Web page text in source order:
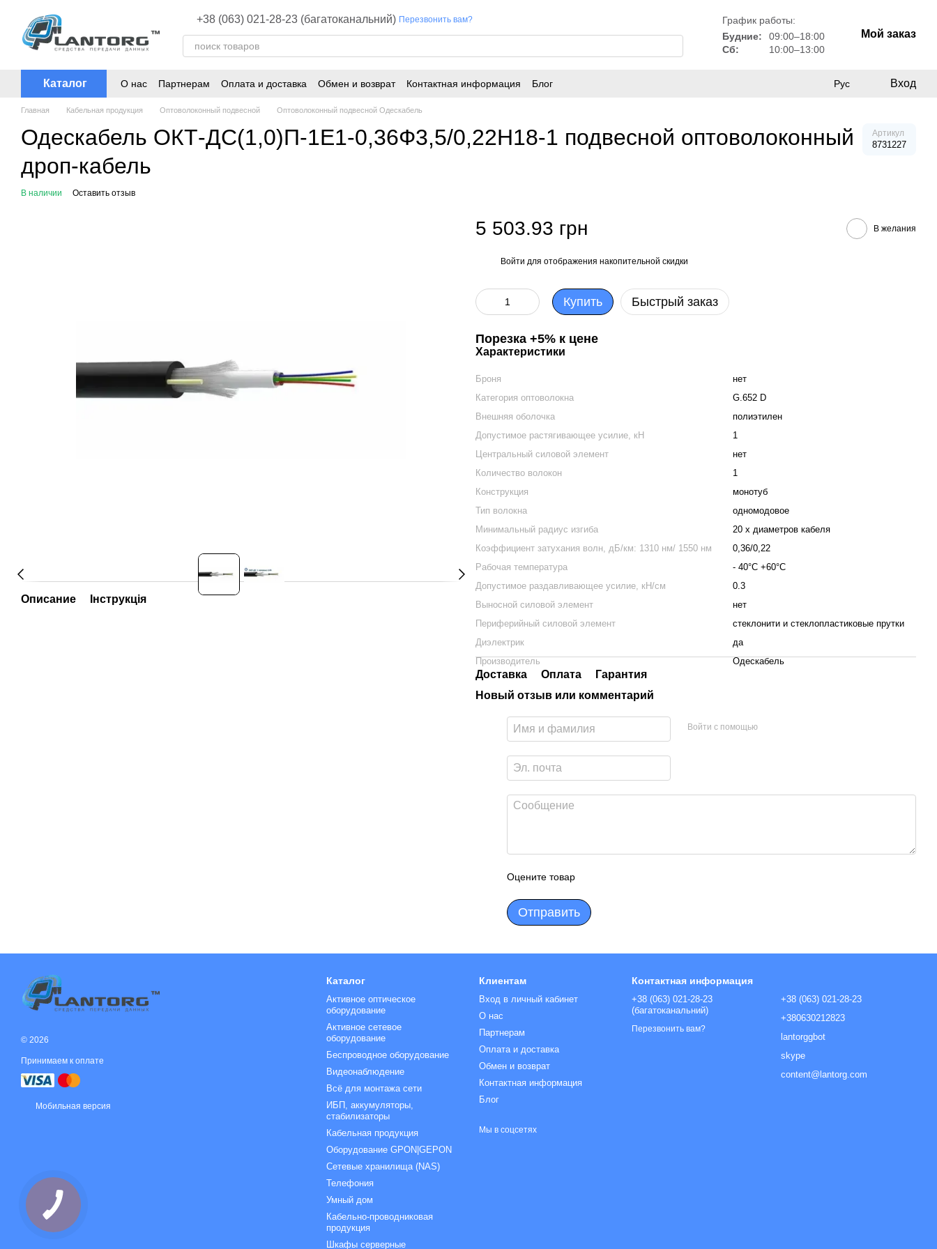
+38 (063) 021-28-23 (багатоканальний) Перезвонить вам?
График работы:
Будние:
09:00–18:00
Сб:
10:00–13:00
Мой заказ
Каталог О нас Партнерам Оплата и доставка Обмен и возврат Контактная информация Блог Рус Вход
Главная Кабельная продукция Оптоволоконный подвесной Оптоволоконный подвесной Одескабель
Одескабель ОКТ-ДС(1,0)П-1Е1-0,36Ф3,5/0,22Н18-1 подвесной оптоволоконный
дроп-кабель
Артикул
8731227
В наличии Оставить отзыв
Описание Інструкція
5 503.93 грн В желания
Войти для отображения накопительной скидки
Купить Быстрый заказ
Порезка +5% к цене
Характеристики
Броня
нет
Категория оптоволокна
G.652 D
Внешняя оболочка
полиэтилен
Допустимое растягивающее усилие, кН
1
Центральный силовой элемент
нет
Количество волокон
1
Конструкция
монотуб
Тип волокна
одномодовое
Минимальный радиус изгиба
20 х диаметров кабеля
Коэффициент затухания волн, дБ/км: 1310 нм/ 1550 нм
0,36/0,22
Рабочая температура
- 40°C +60°C
Допустимое раздавливающее усилие, кН/см
0.3
Выносной силовой элемент
нет
Периферийный силовой элемент
стеклонити и стеклопластиковые прутки
Диэлектрик
да
Производитель
Одескабель
Доставка Оплата
Гарантия
Новый отзыв или комментарий
Войти с помощью
Оцените товар
Отправить
© 2026
Принимаем к оплате
Мобильная версия
Каталог
Активное оптическое
оборудование
Активное сетевое
оборудование
Беспроводное оборудование
Видеонаблюдение
Всё для монтажа сети
ИБП, аккумуляторы,
стабилизаторы
Кабельная продукция
Оборудование GPON|GEPON
Сетевые хранилища (NAS)
Телефония
Умный дом
Кабельно-проводниковая
продукция
Шкафы серверные
Клиентам
Вход в личный кабинет
О нас
Партнерам
Оплата и доставка
Обмен и возврат
Контактная информация
Блог
Мы в соцсетях
Контактная информация
+38 (063) 021-28-23
(багатоканальний)
Перезвонить вам?
+38 (063) 021-28-23
+380630212823
lantorggbot
skype
content@lantorg.com